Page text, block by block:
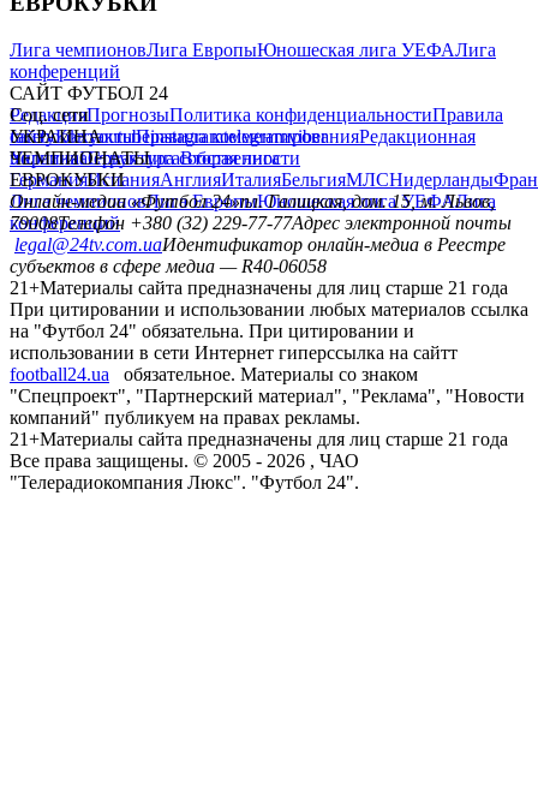
Лига чемпионовЛига ЕвропыЮношеская лига УЕФАЛига
конференций
САЙТ ФУТБОЛ 24
РедакцияПрогнозыПолитика конфиденциальностиПравила
сайтуКонтактыПравила комментированияРедакционная
политикаСтруктура собственности
Соц. сети
facebookxyoutubeinstagramtelegramviber
УКРАИНА
УкраинаПервая лигаВторая лига
ЧЕМПИОНАТЫ
ГерманияИспанияАнглияИталияБельгияМЛСНидерланды
ЕВРОКУБКИ
Лига чемпионовЛига ЕвропыЮношеская лига УЕФАЛига
конференций
Онлайн-медиа «Футбол 24»пл. Галицкая, дом. 15, м. Львов,
79008Телефон +380 (32) 229-77-77Адрес электронной почты
legal@24tv.com.uaИдентификатор онлайн-медиа в Реестре
субъектов в сфере медиа — R40-06058
21+Материалы сайта предназначены для лиц старше 21 года
При цитировании и использовании любых материалов ссылка
на "Футбол 24" обязательна. При цитировании и
использовании в сети Интернет гиперссылка на сайтт
football24.ua
обязательное. Материалы со знаком
"Спецпроект", "Партнерский материал", "Реклама", "Новости
компаний" публикуем на правах рекламы.
21+Материалы сайта предназначены для лиц старше 21 года
Все права защищены. © 2005 - 2026 , ЧАО
"Телерадиокомпания Люкс". "Футбол 24".